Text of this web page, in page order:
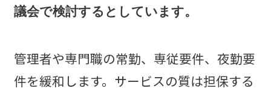
議会で検討するとしています。
管理者や専門職の常勤、専従要件、夜勤要
件を緩和します。サービスの質は担保する